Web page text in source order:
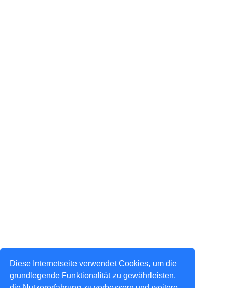
Diese Internetseite verwendet Cookies, um die
grundlegende Funktionalität zu gewährleisten,